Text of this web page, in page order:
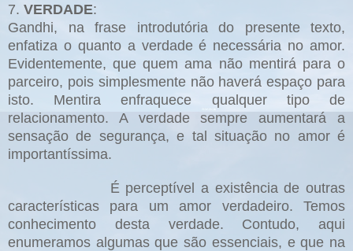
7. VERDADE:
Gandhi, na frase introdutória do presente texto,
enfatiza o quanto a verdade é necessária no amor.
Evidentemente, que quem ama não mentirá para o
parceiro, pois simplesmente não haverá espaço para
isto. Mentira enfraquece qualquer tipo de
relacionamento. A verdade sempre aumentará a
sensação de segurança, e tal situação no amor é
importantíssima.
É perceptível a existência de outras
características para um amor verdadeiro. Temos
conhecimento desta verdade. Contudo, aqui
enumeramos algumas que são essenciais, e que na